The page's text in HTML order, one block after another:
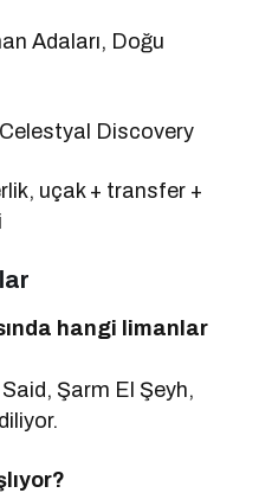
Adaları, Doğu
Discovery
uçak + transfer +
hangi limanlar
Şarm El Şeyh,